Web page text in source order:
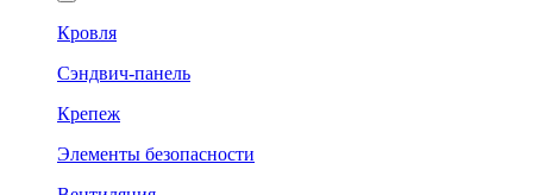
Кровля
Сэндвич-панель
Крепеж
Элементы безопасности